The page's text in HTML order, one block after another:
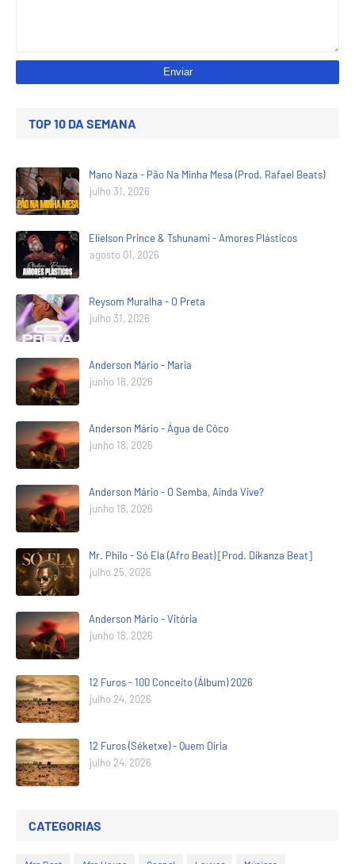
TOP 10 DA SEMANA
Mano Naza - Pão Na Minha Mesa (Prod. Rafael Beats)
julho 31, 2026
Elielson Prince & Tshunami - Amores Plásticos
agosto 01, 2026
Reysom Muralha - O Preta
julho 31, 2026
Anderson Mário - Maria
junho 18, 2026
Anderson Mário - Água de Côco
junho 18, 2026
Anderson Mário - O Semba, Ainda Vive?
junho 18, 2026
Mr. Philo - Só Ela (Afro Beat) [Prod. Dikanza Beat]
julho 25, 2026
Anderson Mário - Vitória
junho 18, 2026
12 Furos - 100 Conceito (Álbum) 2026
julho 24, 2026
12 Furos (Séketxe) - Quem Diria
julho 24, 2026
CATEGORIAS